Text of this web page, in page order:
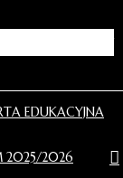
EDUKACYJNA
2025/2026